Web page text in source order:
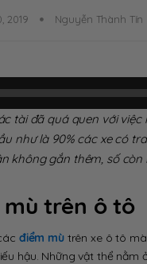
2019 Nguyễn Thành Tín
tài đã quá quen với
như là 90% các xe có
không gắn thêm, số
mù trên ô tô
điểm mùtrên xe ô tô mà
hậu. Những vật thể